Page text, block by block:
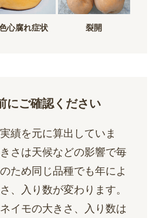
心腐れ症状 裂開
にご確認ください
績を元に算出していま
さは天候などの影響で毎
ため同じ品種でも年によ
、入り数が変わります。
イモの大きさ、入り数は